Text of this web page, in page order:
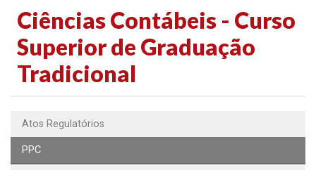
Ciências Contábeis - Curso
Superior de Graduação
Tradicional
Atos Regulatórios
PPC